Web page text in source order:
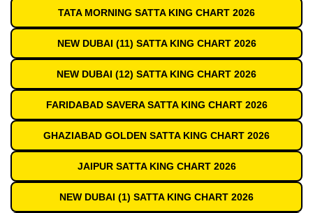
TATA MORNING SATTA KING CHART 2026
NEW DUBAI (11) SATTA KING CHART 2026
NEW DUBAI (12) SATTA KING CHART 2026
FARIDABAD SAVERA SATTA KING CHART 2026
GHAZIABAD GOLDEN SATTA KING CHART 2026
JAIPUR SATTA KING CHART 2026
NEW DUBAI (1) SATTA KING CHART 2026